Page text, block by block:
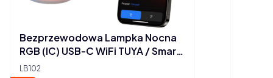
LB102
Bezprzewodowa Lampka Nocna
RGB (IC) USB-C WiFi TUYA / Smart
Life